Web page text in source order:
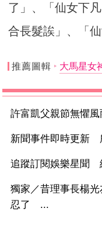
了」、「仙女下
合長髮誒」、「
推薦圖輯 大馬星女
許富凱父親節無懼
新聞事件即時更新
追蹤訂閱娛樂星聞
獨家／昔理事長楊
忍了 ...